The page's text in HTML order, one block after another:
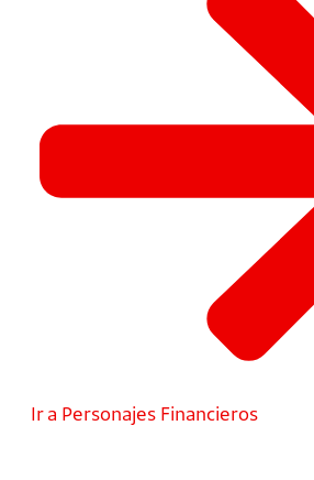
Ir a Personajes Financieros